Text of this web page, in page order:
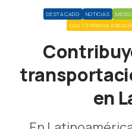
DESTACADO NOTICIAS
ODS 7 ENERGÍA
en